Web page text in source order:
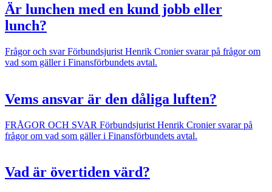
Är lunchen med en kund jobb eller
lunch?
Frågor och svarFörbundsjurist Henrik Cronier svarar på frågor om
vad som gäller i Finansförbundets avtal.
Vems ansvar är den dåliga luften?
FRÅGOR OCH SVAR Förbundsjurist Henrik Cronier svarar på
frågor om vad som gäller i Finansförbundets avtal.
Vad är övertiden värd?